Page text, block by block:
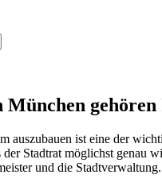
auszubauen ist eine der
Stadtrat möglichst genau
und die